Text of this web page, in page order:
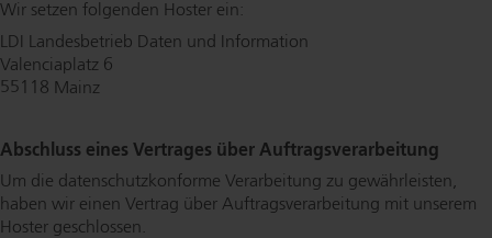
Wir setzen folgenden Hoster ein:
LDI Landesbetrieb Daten und Information
Valenciaplatz 6
55118 Mainz
Abschluss eines Vertrages über Auf­trags­ver­ar­bei­tung
Um die da­ten­schutz­kon­for­me Verarbeitung zu gewährleisten,
haben wir einen Vertrag über Auf­trags­ver­ar­bei­tung mit unserem
Hoster geschlossen.